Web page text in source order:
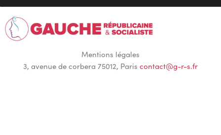
Mentions légales
3, avenue de corbera 75012, Paris contact@g-r-s.fr